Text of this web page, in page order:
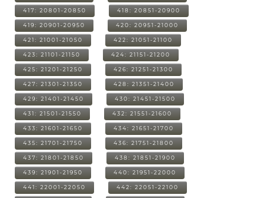
417: 20801-20850 418: 20851-20900
419: 20901-20950 420: 20951-21000
421: 21001-21050 422: 21051-21100
423: 21101-21150 424: 21151-21200
425: 21201-21250 426: 21251-21300
427: 21301-21350 428: 21351-21400
429: 21401-21450 430: 21451-21500
431: 21501-21550 432: 21551-21600
433: 21601-21650 434: 21651-21700
435: 21701-21750 436: 21751-21800
437: 21801-21850 438: 21851-21900
439: 21901-21950 440: 21951-22000
441: 22001-22050 442: 22051-22100